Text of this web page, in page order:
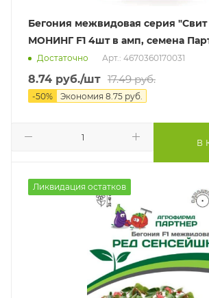
Бегония межвидовая серия
МОНИНГ F1 4шт в амп, семена
Достаточно Арт.: 4670360170031
8.74 руб./шт 17.49руб.
-50% Экономия 8.75 руб.
В
Ликвидация остатков